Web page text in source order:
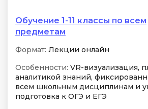
Обучение 1-11 классы по всем
предметам
Формат: Лекции онлайн
Особенности: VR-визуализация,
аналитикой знаний,
всем школьным дисциплинам и
подготовка к ОГЭ и ЕГЭ